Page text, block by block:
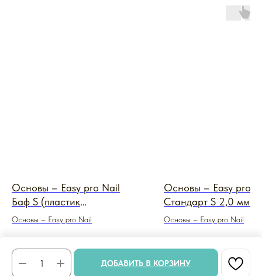
ДОБАВИТЬ В КОРЗИНУ
Основы – Easy pro Nail
Баф S (пластик
прозрачный)
Основы – Easy pro Nail
Основы – Easy pro
Стандарт S 2,0 мм
белый)
Основы – Easy pro Nail